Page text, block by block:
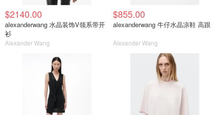
$2140.00
alexanderwang 水晶装饰V领系带开
衫
Alexander Wang
$855.00
alexanderwang 牛仔水晶凉鞋 高跟
Alexander Wang